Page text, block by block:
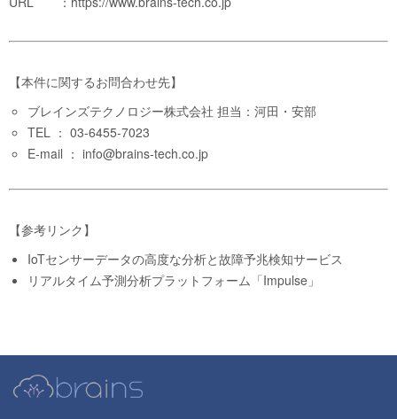
【本件に関するお問合わせ先】
ブレインズテクノロジー株式会社 担当：河田・安部
TEL ： 03-6455-7023
E-mail ： info@brains-tech.co.jp
【参考リンク】
IoTセンサーデータの高度な分析と故障予兆検知サービス
リアルタイム予測分析プラットフォーム「Impulse」